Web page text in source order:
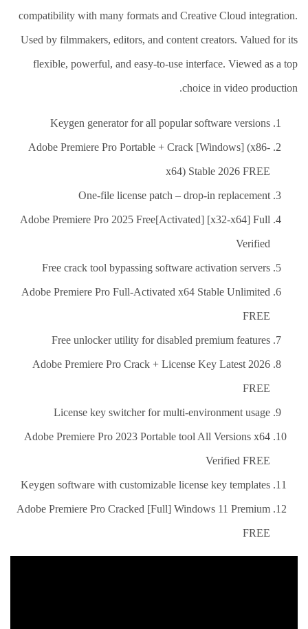
العلاج
الشأمل
باليد
الحاج
خالد
سالم
البقاعي
نحن
compatibility with many formats and Creative Cloud integration.
Used by filmmakers, editors, and content creators. Valued for its
flexible, powerful, and easy-to-use interface. Viewed as a top
choice in video production.
Keygen generator for all popular software versions
Adobe Premiere Pro Portable + Crack [Windows] (x86-
x64) Stable 2026 FREE
One-file license patch – drop-in replacement
Adobe Premiere Pro 2025 Free[Activated] [x32-x64] Full
Verified
Free crack tool bypassing software activation servers
Adobe Premiere Pro Full-Activated x64 Stable Unlimited
FREE
Free unlocker utility for disabled premium features
Adobe Premiere Pro Crack + License Key Latest 2026
FREE
License key switcher for multi-environment usage
Adobe Premiere Pro 2023 Portable tool All Versions x64
Verified FREE
Keygen software with customizable license key templates
Adobe Premiere Pro Cracked [Full] Windows 11 Premium
FREE